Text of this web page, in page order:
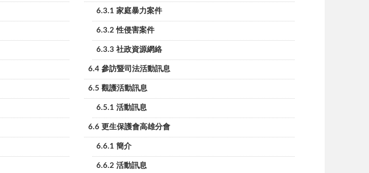
6.3.1 家庭暴力案件
6.3.2 性侵害案件
6.3.3 社政資源網絡
6.4 參訪暨司法活動訊息
6.5 觀護活動訊息
6.5.1 活動訊息
6.6 更生保護會高雄分會
6.6.1 簡介
6.6.2 活動訊息